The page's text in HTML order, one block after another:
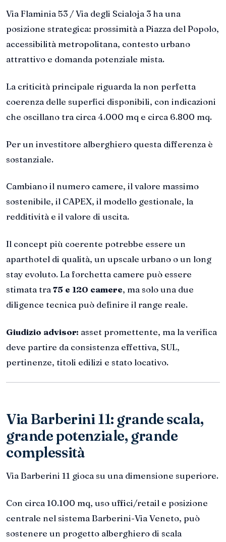
Via Flaminia 53 / Via degli Scialoja 3 ha una
posizione strategica: prossimità a Piazza del Popolo,
accessibilità metropolitana, contesto urbano
attrattivo e domanda potenziale mista.
La criticità principale riguarda la non perfetta
coerenza delle superfici disponibili, con indicazioni
che oscillano tra circa 4.000 mq e circa 6.800 mq.
Per un investitore alberghiero questa differenza è
sostanziale.
Cambiano il numero camere, il valore massimo
sostenibile, il CAPEX, il modello gestionale, la
redditività e il valore di uscita.
Il concept più coerente potrebbe essere un
aparthotel di qualità, un upscale urbano o un long
stay evoluto. La forchetta camere può essere
stimata tra75 e 120 camere, ma solo una due
diligence tecnica può definire il range reale.
Giudizio advisor: asset promettente, ma la verifica
deve partire da consistenza effettiva, SUL,
pertinenze, titoli edilizi e stato locativo.
Via Barberini 11: grande scala,
grande potenziale, grande
complessità
Via Barberini 11 gioca su una dimensione superiore.
Con circa 10.100 mq, uso uffici/retail e posizione
centrale nel sistema Barberini-Via Veneto, può
sostenere un progetto alberghiero di scala